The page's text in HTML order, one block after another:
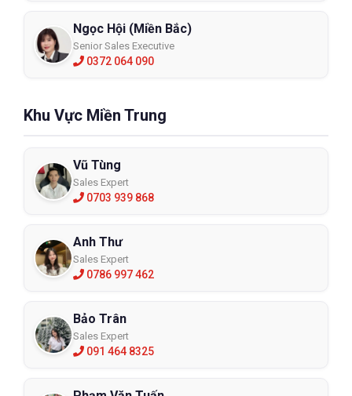
Ngọc Hội (Miền Bắc)
Senior Sales Executive
0372 064 090
Khu Vực Miền Trung
Vũ Tùng
Sales Expert
0703 939 868
Anh Thư
Sales Expert
0786 997 462
Bảo Trân
Sales Expert
091 464 8325